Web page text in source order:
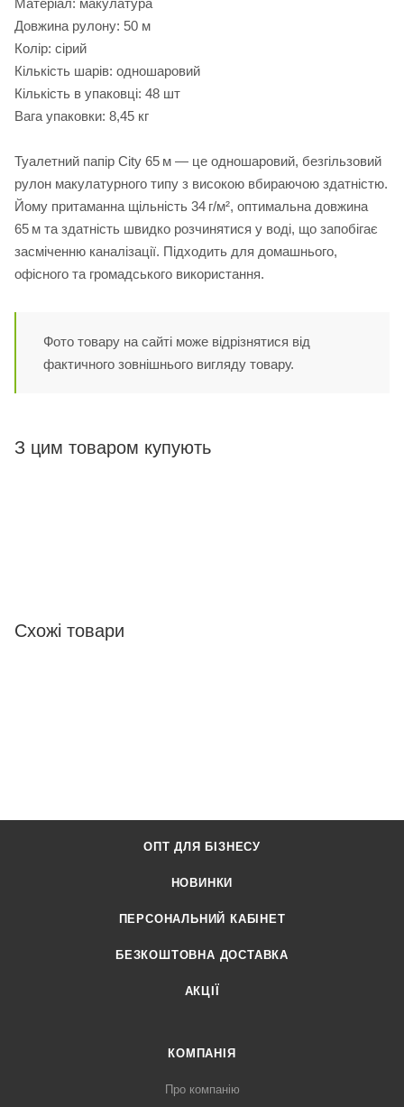
Матеріал: макулатура
Довжина рулону: 50 м
Колір: сірий
Кількість шарів: одношаровий
Кількість в упаковці: 48 шт
Вага упаковки: 8,45 кг
Туалетний папір City 65 м — це одношаровий, безгільзовий
рулон макулатурного типу з високою вбираючою здатністю.
Йому притаманна щільність 34 г/м², оптимальна довжина
65 м та здатність швидко розчинятися у воді, що запобігає
засміченню каналізації. Підходить для домашнього,
офісного та громадського використання.
Фото товару на сайті може відрізнятися від
фактичного зовнішнього вигляду товару.
З цим товаром купують
Схожі товари
ОПТ ДЛЯ БІЗНЕСУ
НОВИНКИ
ПЕРСОНАЛЬНИЙ КАБІНЕТ
БЕЗКОШТОВНА ДОСТАВКА
АКЦІЇ
КОМПАНІЯ
Про компанію